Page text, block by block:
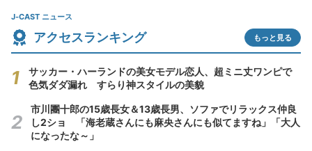
J-CAST ニュース
アクセスランキング もっと見る
サッカー・ハーランドの美女モデル恋人、超ミニ丈ワンピで
色気ダダ漏れ すらり神スタイルの美貌
市川團十郎の15歳長女＆13歳長男、ソファでリラックス仲良
し2ショ 「海老蔵さんにも麻央さんにも似てますね」「大人
になったな～」